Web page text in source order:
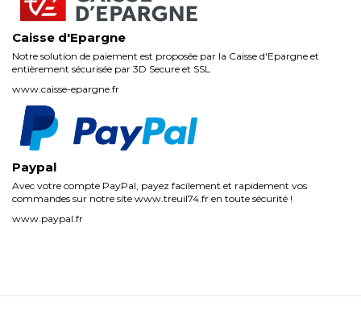
Caisse d'Epargne
Notre solution de paiement est proposée par la Caisse d'Epargne et
entièrement sécurisée par 3D Secure et SSL
www.caisse-epargne.fr
Paypal
Avec votre compte PayPal, payez facilement et rapidement vos
commandes sur notre site www.treuil74.fr en toute sécurité !
www.paypal.fr